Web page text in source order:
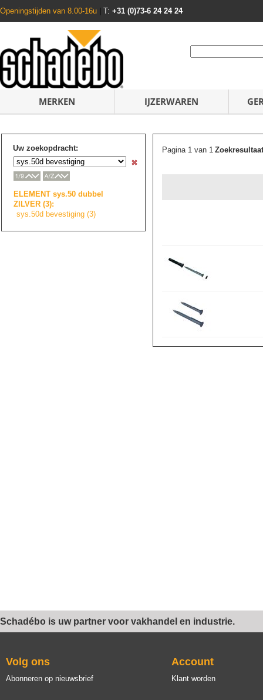
Openingstijden van 8.00-16u T: +31 (0)73-6 24 24 24
MERKEN IJZERWAREN
Uw zoekopdracht:
ELEMENT sys.50 dubbel
ZILVER (3):
sys.50d bevestiging (3)
Pagina 1 van 1Zoekresultaat
Schadébo is uw partner voor vakhandel en industrie.
Volg ons
Abonneren op nieuwsbrief
Account
Klant worden